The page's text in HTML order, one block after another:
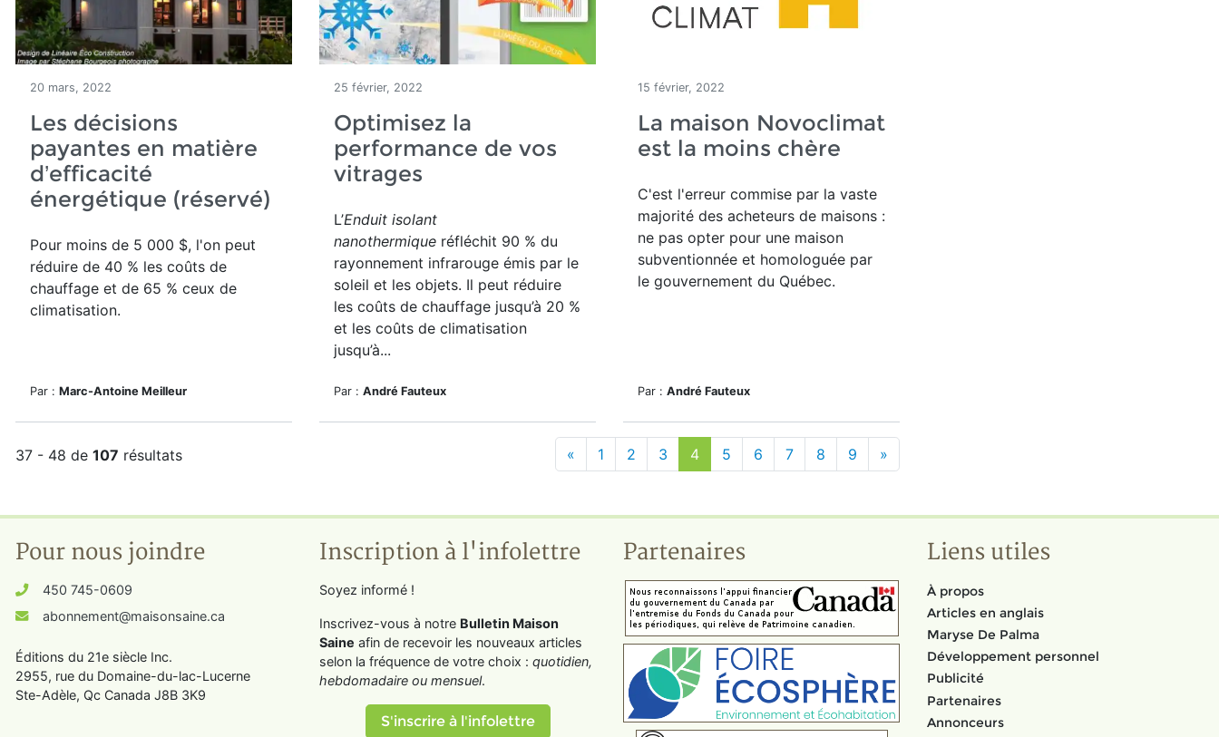
20 mars, 2022
Les décisions
payantes en matière
d’efficacité
énergétique (réservé)
Pour moins de 5 000 $, l'on peut
réduire de 40 % les coûts de
chauffage et de 65 % ceux de
climatisation.
Par : Marc-Antoine Meilleur
25 février, 2022
Optimisez la
performance de vos
vitrages
L’Enduit isolant
nanothermique réfléchit 90 % du
rayonnement infrarouge émis par le
soleil et les objets. Il peut réduire
les coûts de chauffage jusqu’à 20 %
et les coûts de climatisation
jusqu’à...
Par : André Fauteux
15 février, 2022
La maison Novoclimat
est la moins chère
C'est l'erreur commise par la vaste
majorité des acheteurs de maisons :
ne pas opter pour une maison
subventionnée et homologuée par
le gouvernement du Québec.
Par : André Fauteux
37 - 48 de 107 résultats « 1 2 3 4 5 6 7 8 9 »
Pour nous joindre
450 745-0609
abonnement@maisonsaine.ca
Éditions du 21e siècle Inc.
2955, rue du Domaine-du-lac-Lucerne
Ste-Adèle, Qc Canada J8B 3K9
Inscription à l'infolettre
Soyez informé !
Inscrivez-vous à notre Bulletin Maison
Saine afin de recevoir les nouveaux articles
selon la fréquence de votre choix : quotidien,
hebdomadaire ou mensuel.
S'inscrire à l'infolettre
Partenaires Liens utiles
À propos
Articles en anglais
Maryse De Palma
Développement personnel
Publicité
Partenaires
Annonceurs